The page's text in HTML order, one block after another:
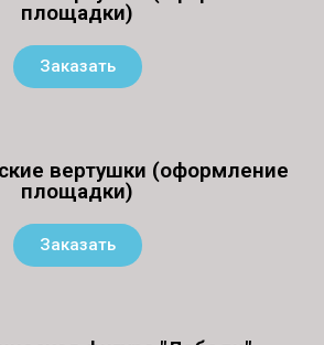
площадки)
Заказать
вертушки (оформление
площадки)
Заказать